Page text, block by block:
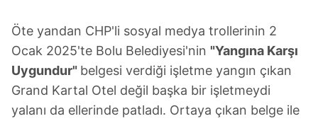
Öte yandan CHP'li sosyal medya trollerinin 2
Ocak 2025'te Bolu Belediyesi'nin "Yangına Karşı
Uygundur" belgesi verdiği işletme yangın çıkan
Grand Kartal Otel değil başka bir işletmeydi
yalanı da ellerinde patladı. Ortaya çıkan belge ile